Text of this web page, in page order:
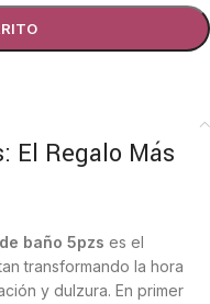
El Regalo Más
baño 5pzs es el
transformando la hora
y dulzura. En primer